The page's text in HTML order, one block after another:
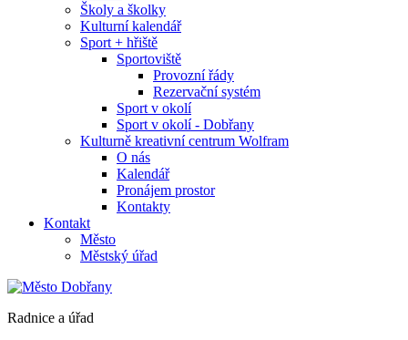
Školy a školky
Kulturní kalendář
Sport + hřiště
Sportoviště
Provozní řády
Rezervační systém
Sport v okolí
Sport v okolí - Dobřany
Kulturně kreativní centrum Wolfram
O nás
Kalendář
Pronájem prostor
Kontakty
Kontakt
Město
Městský úřad
Radnice a úřad